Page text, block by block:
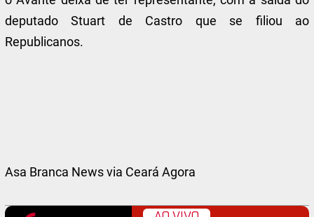
deputado Stuart de Castro que se filiou ao
Republicanos.
Asa Branca News via Ceará Agora